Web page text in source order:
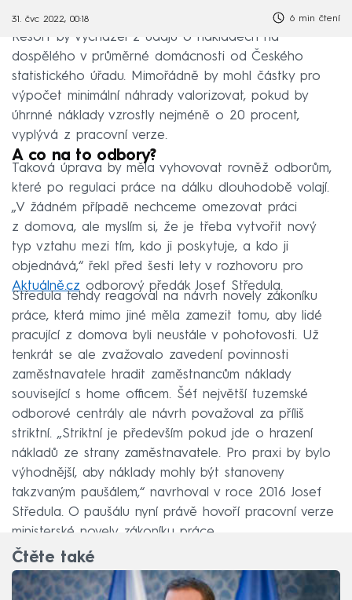
31. čvc 2022, 00:18 6 min čtení
Resort by vycházel z údajů o nákladech na
dospělého v průměrné domácnosti od Českého
statistického úřadu. Mimořádně by mohl částky pro
výpočet minimální náhrady valorizovat, pokud by
úhrnné náklady vzrostly nejméně o 20 procent,
vyplývá z pracovní verze.
A co na to odbory?
Taková úprava by měla vyhovovat rovněž odborům,
které po regulaci práce na dálku dlouhodobě volají.
„V žádném případě nechceme omezovat práci
z domova, ale myslím si, že je třeba vytvořit nový
typ vztahu mezi tím, kdo ji poskytuje, a kdo ji
objednává,“ řekl před šesti lety v rozhovoru pro
Aktuálně.cz odborový předák Josef Středula.
Středula tehdy reagoval na návrh novely zákoníku
práce, která mimo jiné měla zamezit tomu, aby lidé
pracující z domova byli neustále v pohotovosti. Už
tenkrát se ale zvažovalo zavedení povinnosti
zaměstnavatele hradit zaměstnancům náklady
související s home officem. Šéf největší tuzemské
odborové centrály ale návrh považoval za příliš
striktní. „Striktní je především pokud jde o hrazení
nákladů ze strany zaměstnavatele. Pro praxi by bylo
výhodnější, aby náklady mohly být stanoveny
takzvaným paušálem,“ navrhoval v roce 2016 Josef
Středula. O paušálu nyní právě hovoří pracovní verze
ministerské novely zákoníku práce.
Čtěte také